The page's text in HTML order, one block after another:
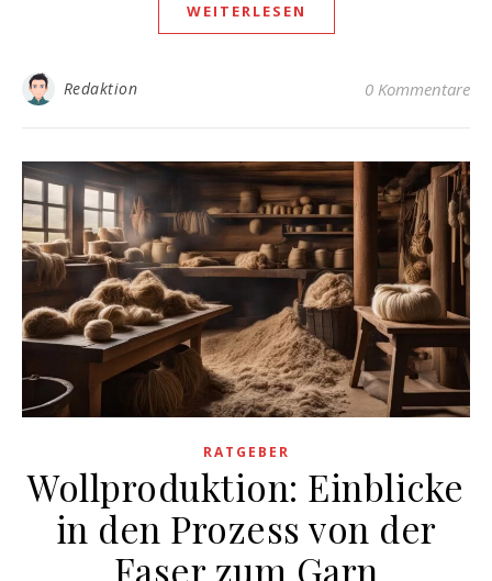
WEITERLESEN
Redaktion 0 Kommentare
RATGEBER
Wollproduktion: Einblicke
in den Prozess von der
Faser zum Garn